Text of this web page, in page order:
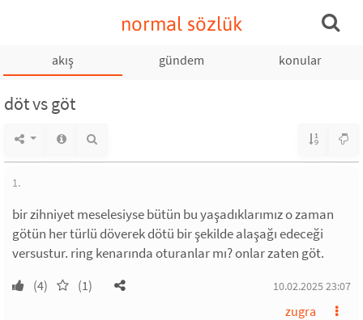
normal sözlük
akış gündem konular
döt vs göt
1.
bir zihniyet meselesiyse bütün bu yaşadıklarımız o zaman
götün her türlü döverek dötü bir şekilde alaşağı edeceği
versustur. ring kenarında oturanlar mı? onlar zaten göt.
(4) (1) 10.02.2025 23:07
zugra